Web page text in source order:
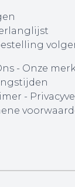
- Onze
-